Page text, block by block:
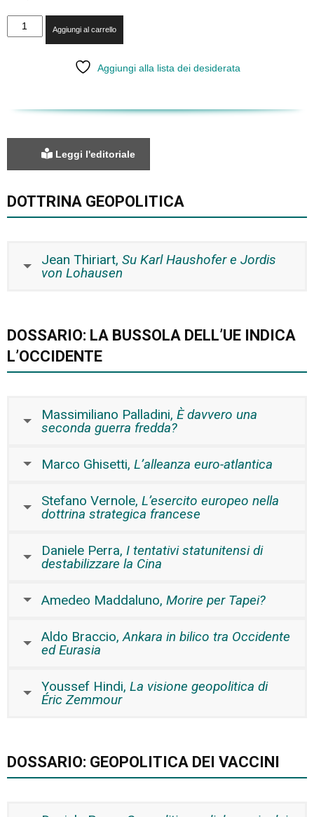
LXV
-
l'Occidente
Aggiungi al carrello
Aggiungi alla lista dei desiderata
Leggi l'editoriale
DOTTRINA GEOPOLITICA
Jean Thiriart, Su Karl Haushofer e Jordis
von Lohausen
DOSSARIO: LA BUSSOLA DELL’UE INDICA
L’OCCIDENTE
Massimiliano Palladini, È davvero una
seconda guerra fredda?
Marco Ghisetti, L’alleanza euro-atlantica
Stefano Vernole, L’esercito europeo nella
dottrina strategica francese
Daniele Perra, I tentativi statunitensi di
destabilizzare la Cina
Amedeo Maddaluno, Morire per Tapei?
Aldo Braccio,Ankara in bilico tra Occidente
ed Eurasia
Youssef Hindi, La visione geopolitica di
Éric Zemmour
DOSSARIO: GEOPOLITICA DEI VACCINI